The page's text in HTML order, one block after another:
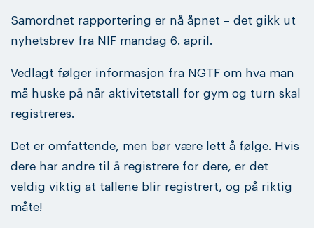
Samordnet rapportering er nå åpnet – det gikk ut
nyhetsbrev fra NIF mandag 6. april.
Vedlagt følger informasjon fra NGTF om hva man
må huske på når aktivitetstall for gym og turn skal
registreres.
Det er omfattende, men bør være lett å følge. Hvis
dere har andre til å registrere for dere, er det
veldig viktig at tallene blir registrert, og på riktig
måte!